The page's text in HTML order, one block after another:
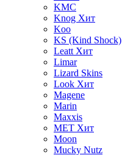
KMC
Knog Хит
Koo
KS (Kind Shock)
Leatt Хит
Limar
Lizard Skins
Look Хит
Magene
Marin
Maxxis
MET Хит
Moon
Mucky Nutz